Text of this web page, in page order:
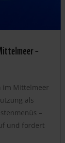
–
im Mittelmeer
als
–
und fordert